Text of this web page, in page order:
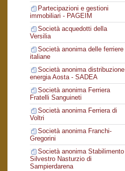
Partecipazioni e gestioni
immobiliari - PAGEIM
Società acquedotti della
Versilia
Società anonima delle ferriere
italiane
Società anonima distribuzione
energia Aosta - SADEA
Società anonima Ferriera
Fratelli Sanguineti
Società anonima Ferriera di
Voltri
Società anonima Franchi-
Gregorini
Società anonima Stabilimento
Silvestro Nasturzio di
Sampierdarena